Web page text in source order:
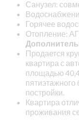
Санузел:
Горячее
Отопление:
Продается
квартира с
площадью
пятиэтажного
постройки.
Квартира
проживания